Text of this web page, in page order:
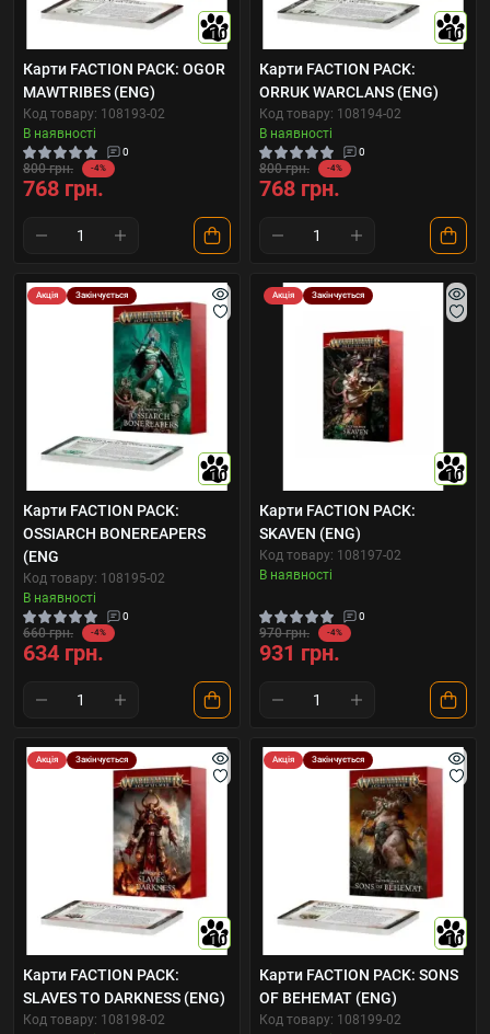
10
Карти FACTION PACK: OGOR
MAWTRIBES (ENG)
Код товару: 108193-02
В наявності
0
800 грн. -4%
768 грн.
10
Карти FACTION PACK:
ORRUK WARCLANS (ENG)
Код товару: 108194-02
В наявності
0
800 грн. -4%
768 грн.
Акція Закінчується
10
Карти FACTION PACK:
OSSIARCH BONEREAPERS
(ENG
Код товару: 108195-02
В наявності
0
660 грн. -4%
634 грн.
Акція Закінчується
10
Карти FACTION PACK:
SKAVEN (ENG)
Код товару: 108197-02
В наявності
0
970 грн. -4%
931 грн.
Акція Закінчується
10
Карти FACTION PACK:
SLAVES TO DARKNESS (ENG)
Код товару: 108198-02
Акція Закінчується
10
Карти FACTION PACK: SONS
OF BEHEMAT (ENG)
Код товару: 108199-02